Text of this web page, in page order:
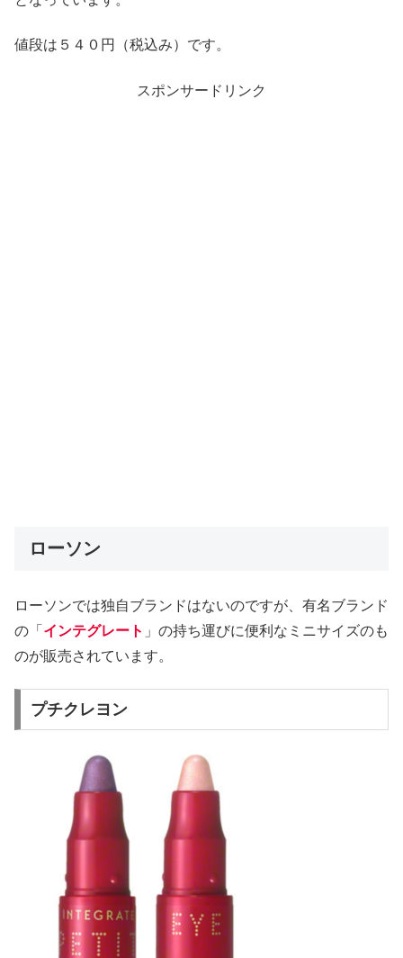
値段は５４０円（税込み）です。
スポンサードリンク
ローソン
ローソンでは独自ブランドはないのですが、有名ブランド
の「 インテグレート 」の持ち運びに便利なミニサイズのも
のが販売されています。
プチクレヨン